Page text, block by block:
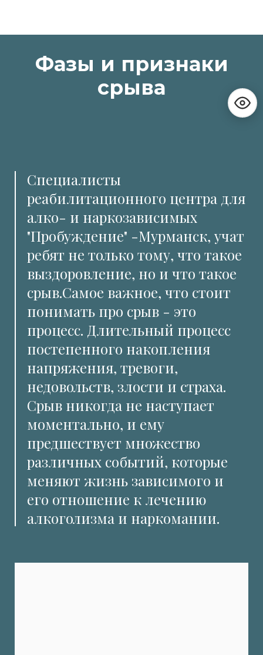
Фазы и признаки
срыва
Специалисты
реабилитационного центра для
алко- и наркозависимых
"Пробуждение" -Мурманск, учат
ребят не только тому, что такое
выздоровление, но и что такое
срыв.Самое важное, что стоит
понимать про срыв - это
процесс. Длительный процесс
постепенного накопления
напряжения, тревоги,
недовольств, злости и страха.
Срыв никогда не наступает
моментально, и ему
предшествует множество
различных событий, которые
меняют жизнь зависимого и
его отношение к лечению
алкоголизма и наркомании.